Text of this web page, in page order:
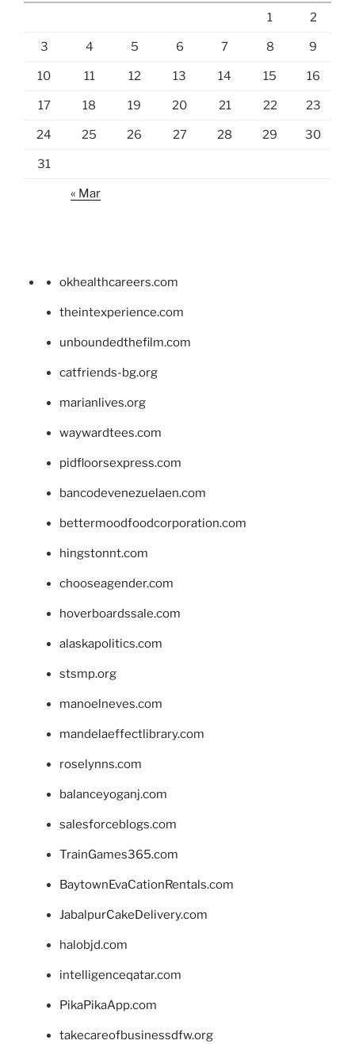
1 2
3 4 5 6 7 8 9
10 11 12 13 14 15 16
17 18 19 20 21 22 23
24 25 26 27 28 29 30
31
« Mar
okhealthcareers.com
theintexperience.com
unboundedthefilm.com
catfriends-bg.org
marianlives.org
waywardtees.com
pidfloorsexpress.com
bancodevenezuelaen.com
bettermoodfoodcorporation.com
hingstonnt.com
chooseagender.com
hoverboardssale.com
alaskapolitics.com
stsmp.org
manoelneves.com
mandelaeffectlibrary.com
roselynns.com
balanceyoganj.com
salesforceblogs.com
TrainGames365.com
BaytownEvaCationRentals.com
JabalpurCakeDelivery.com
halobjd.com
intelligenceqatar.com
PikaPikaApp.com
takecareofbusinessdfw.org